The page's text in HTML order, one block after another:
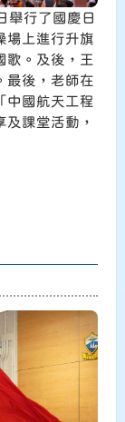
舉行了國慶日
場上進行升旗
歌。及後，王
最後，老師在
中國航天工程
課堂活動，